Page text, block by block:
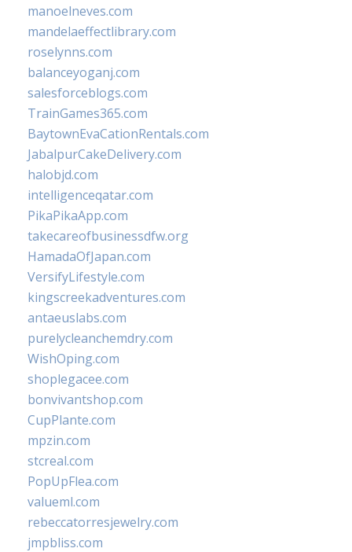
manoelneves.com
mandelaeffectlibrary.com
roselynns.com
balanceyoganj.com
salesforceblogs.com
TrainGames365.com
BaytownEvaCationRentals.com
JabalpurCakeDelivery.com
halobjd.com
intelligenceqatar.com
PikaPikaApp.com
takecareofbusinessdfw.org
HamadaOfJapan.com
VersifyLifestyle.com
kingscreekadventures.com
antaeuslabs.com
purelycleanchemdry.com
WishOping.com
shoplegacee.com
bonvivantshop.com
CupPlante.com
mpzin.com
stcreal.com
PopUpFlea.com
valueml.com
rebeccatorresjewelry.com
jmpbliss.com